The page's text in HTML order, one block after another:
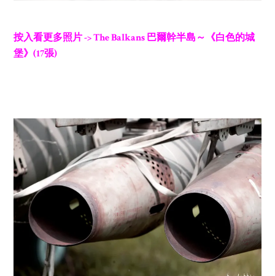
按入看更多照片 -> The Balkans 巴爾幹半島～《白色的城
堡》(17張)